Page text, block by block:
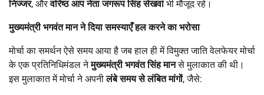
निज्जर, औरवरिष्ठ आप नेता जगरूप सिंह सेखवांभी मौजूद रहे।
मुख्यमंत्री भगवंत मान ने दिया समस्याएँ हल करने का भरोसा
मोर्चा का समर्थन ऐसे समय आया है जब हाल ही में विमुक्त जाति वेलफेयर मोर्चा
के एक प्रतिनिधिमंडल नेमुख्यमंत्री भगवंत सिंह मानसे मुलाकात की थी।
इस मुलाकात में मोर्चा ने अपनीलंबे समय से लंबित मांगों, जैसे: